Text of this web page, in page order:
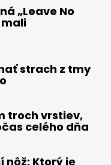
„Leave No
mali
strach z tmy
troch vrstiev,
celého dňa
nôž: Ktorý je